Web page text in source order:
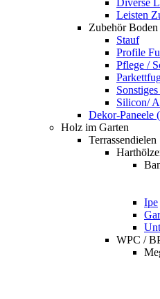
Leisten
Zubehör Boden
Stauf
Profile
Pflege /
Silicon/
Dekor-Paneele
Holz im Garten
Terrassendielen
Ipe
WPC /